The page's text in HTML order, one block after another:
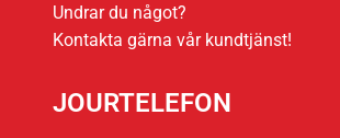
Undrar du något?
Kontakta gärna vår kundtjänst!
JOURTELEFON